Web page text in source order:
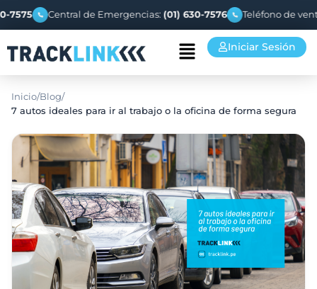
Central de Emergencias:(01) 630-7576 Teléfono de ventas:
Iniciar Sesión
Inicio/Blog/
7 autos ideales para ir al trabajo o la oficina de forma segura